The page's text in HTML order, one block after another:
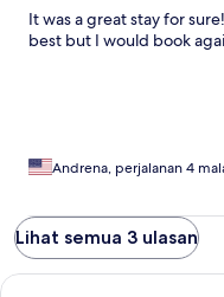
It was a great stay for
best but I would book
Andrena, perjalanan 4
Lihat semua 3 ulasan